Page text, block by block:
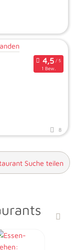
1 Bew.
8
Suche teilen